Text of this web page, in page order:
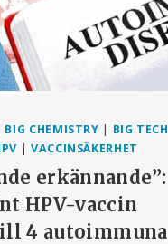
BIG CHEMISTRY | BIG TECH
| VACCINSÄKERHET
erkännande”:
HPV-vaccin
4 autoimmuna